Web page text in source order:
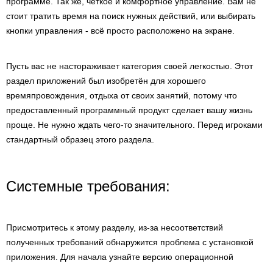
стоит тратить время на поиск нужных действий, или выбирать
кнопки управления - всё просто расположено на экране.
Пусть вас не настораживает категория своей легкостью. Этот
раздел приложений был изобретён для хорошего
времяпровождения, отдыха от своих занятий, потому что
предоставленный программный продукт сделает вашу жизнь
проще. Не нужно ждать чего-то значительного. Перед игроками
стандартный образец этого раздела.
Системные требования:
Присмотритесь к этому разделу, из-за несоответствий
полученных требований обнаружится проблема с установкой
приложения. Для начала узнайте версию операционной